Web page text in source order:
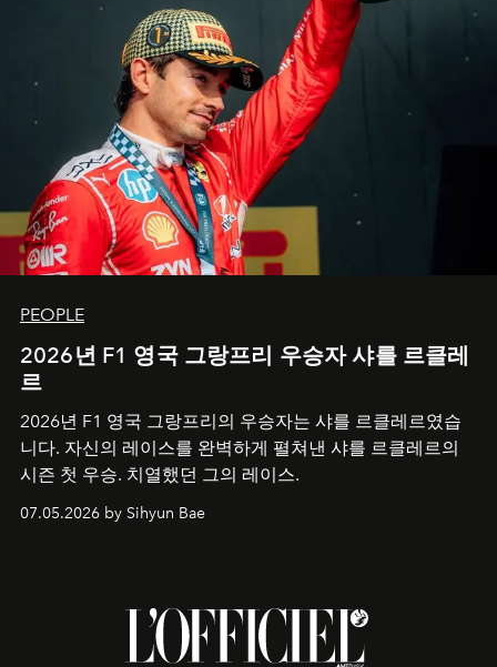
PEOPLE
2026년 F1 영국 그랑프리 우승자 샤를 르클레
르
2026년 F1 영국 그랑프리의 우승자는 샤를 르클레르였습
니다. 자신의 레이스를 완벽하게 펼쳐낸 샤를 르클레르의
시즌 첫 우승. 치열했던 그의 레이스.
07.05.2026 by Sihyun Bae